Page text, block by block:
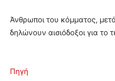
Άνθρωποι του κόμματος,
δηλώνουν αισιόδοξοι για το
Πηγή